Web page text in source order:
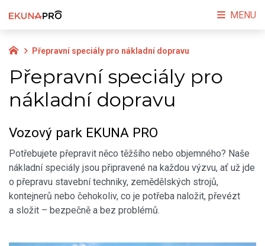
Přepravní speciály pro nákladní dopravu
Přepravní speciály pro
nákladní dopravu
Vozový park EKUNA PRO
Potřebujete přepravit něco těžšího nebo objemného? Naše
nákladní speciály jsou připravené na každou výzvu, ať už jde
o přepravu stavební techniky, zemědělských strojů,
kontejnerů nebo čehokoliv, co je potřeba naložit, převézt
a složit – bezpečně a bez problémů.
MENU